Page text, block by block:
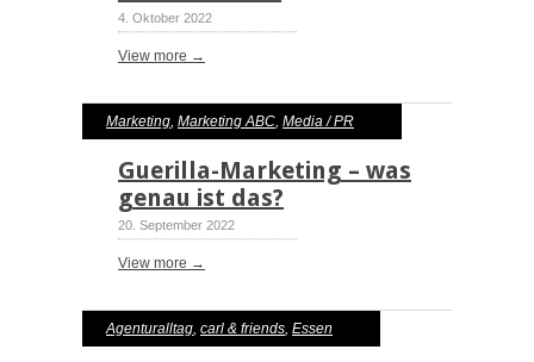
4. Oktober 2022
View more →
Marketing, Marketing ABC, Media / PR
Guerilla-Marketing – was
genau ist das?
20. September 2022
View more →
Agenturalltag, carl & friends, Essen